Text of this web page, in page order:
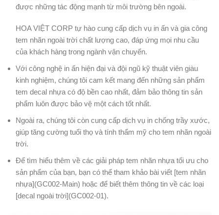
được những tác động mạnh từ môi trường bên ngoài.
HOA VIỆT CORP tự hào cung cấp dịch vụ in ấn và gia công
tem nhãn ngoài trời chất lượng cao, đáp ứng mọi nhu cầu
của khách hàng trong ngành vận chuyển.
Với công nghệ in ấn hiện đại và đội ngũ kỹ thuật viên giàu
kinh nghiệm, chúng tôi cam kết mang đến những sản phẩm
tem decal nhựa có độ bền cao nhất, đảm bảo thông tin sản
phẩm luôn được bảo vệ một cách tốt nhất.
Ngoài ra, chúng tôi còn cung cấp dịch vụ in chống trầy xước,
giúp tăng cường tuổi thọ và tính thẩm mỹ cho tem nhãn ngoài
trời.
Để tìm hiểu thêm về các giải pháp tem nhãn nhựa tối ưu cho
sản phẩm của bạn, bạn có thể tham khảo bài viết [tem nhãn
nhựa](GC002-Main) hoặc để biết thêm thông tin về các loại
[decal ngoài trời](GC002-01).